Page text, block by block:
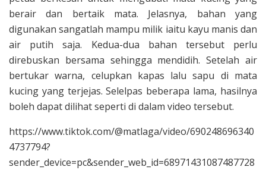
berair dan bertaik mata. Jelasnya, bahan yang
digunakan sangatlah mampu milik iaitu kayu manis dan
air putih saja. Kedua-dua bahan tersebut perlu
direbuskan bersama sehingga mendidih. Setelah air
bertukar warna, celupkan kapas lalu sapu di mata
kucing yang terjejas. Selelpas beberapa lama, hasilnya
boleh dapat dilihat seperti di dalam video tersebut.
https://www.tiktok.com/@matlaga/video/690248696340
4737794?
sender_device=pc&sender_web_id=68971431087487728